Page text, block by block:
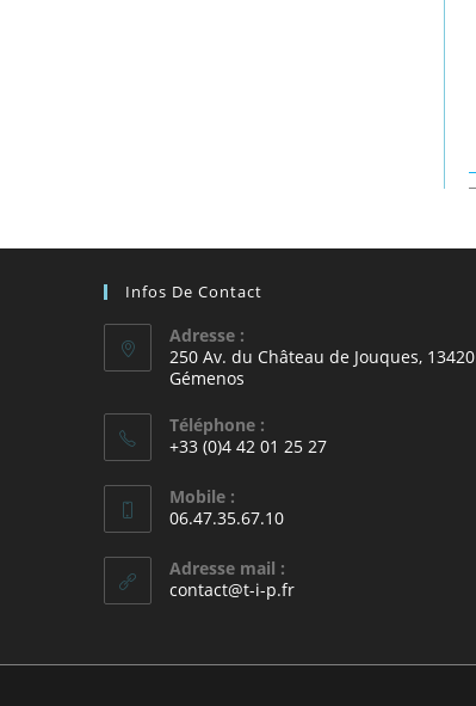
Infos De Contact
Adresse :
250 Av. du Château de Jouques, 13420
Gémenos
Téléphone :
+33 (0)4 42 01 25 27
Mobile :
06.47.35.67.10
Adresse mail :
contact@t-i-p.fr